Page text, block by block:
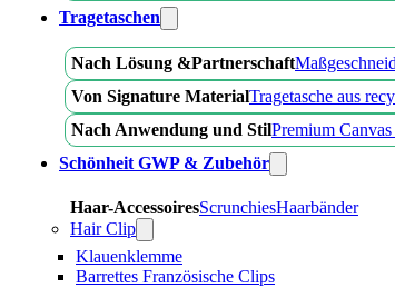
Tragetaschen
Nach Lösung &Partnerschaft
Von Signature MaterialTragetasche aus
Nach Anwendung und StilPremium Canvas
Schönheit GWP & Zubehör
Haar-AccessoiresScrunchiesHaarbänder
Hair Clip
Klauenklemme
Barrettes Französische Clips